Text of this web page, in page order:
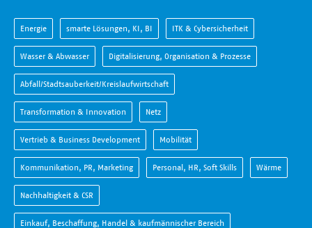
Energie smarte Lösungen, KI, BI ITK & Cybersicherheit
Wasser & Abwasser Digitalisierung, Organisation & Prozesse
Abfall/Stadtsauberkeit/Kreislaufwirtschaft
Transformation & Innovation Netz
Vertrieb & Business Development Mobilität
Kommunikation, PR, Marketing Personal, HR, Soft Skills Wärme
Nachhaltigkeit & CSR
Einkauf, Beschaffung, Handel & kaufmännischer Bereich